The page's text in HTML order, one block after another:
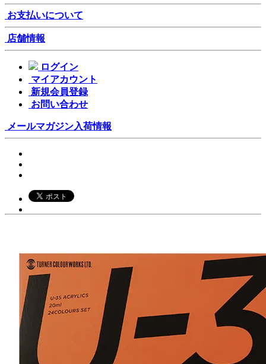
お支払いについて
店舗情報
ログイン
マイアカウント
新規会員登録
お問い合わせ
メールマガジン入荷情報